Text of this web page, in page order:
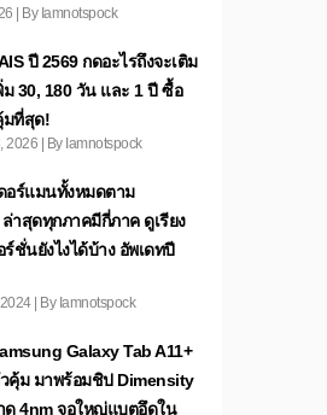
| By Iamnotspock
ปี 2569 กดอะไรถึงจะเติม
ม 30, 180 วัน และ 1 ปี ซื้อ
มที่สุด!
2026 | By Iamnotspock
อร์แมนทั้งหมดตาม
าสุดทุกภาคมีกี่ภาค ดูเรียง
ร์ชั่นยังไงได้บ้าง อัพเดทปี
| By Iamnotspock
Galaxy Tab A11+
คุ้ม มาพร้อมชิป Dimensity
ด 4nm จอใหญ่แบตอึดใน